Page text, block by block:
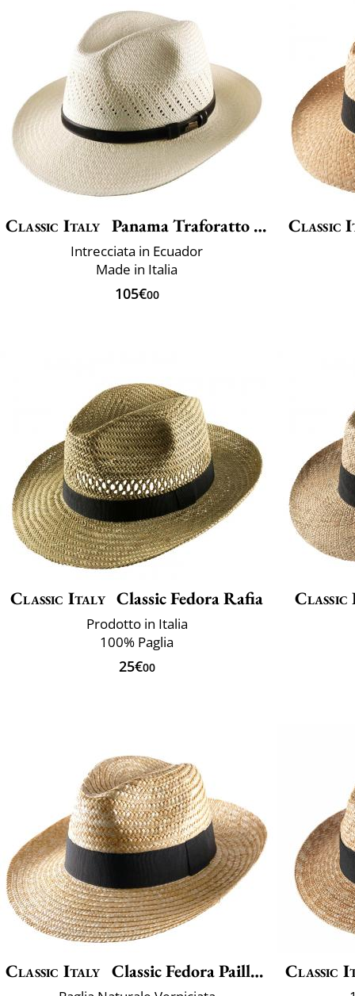
Classic Italy Panama Traforatto Belt
Intrecciata in Ecuador
Made in Italia
105€00
Classic
Classic Italy Classic Fedora Rafia
Prodotto in Italia
100% Paglia
25€00
Classic Italy Classic Fedora Paille Large Classic